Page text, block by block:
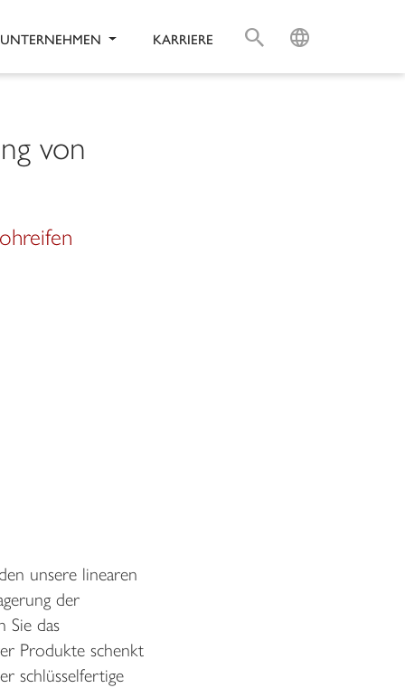
UNTERNEHMEN KARRIERE
von
unsere linearen
der
Sie das
Produkte schenkt
schlüsselfertige